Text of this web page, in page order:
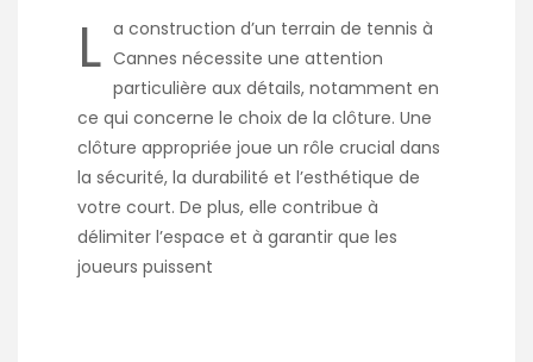
L a construction d’un terrain de tennis à
Cannes nécessite une attention
particulière aux détails, notamment en
ce qui concerne le choix de la clôture. Une
clôture appropriée joue un rôle crucial dans
la sécurité, la durabilité et l’esthétique de
votre court. De plus, elle contribue à
délimiter l’espace et à garantir que les
joueurs puissent